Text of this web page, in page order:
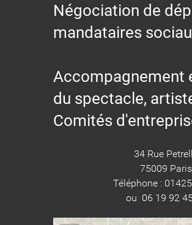
Négociation de
mandataires
Accompagnement
du spectacle,
Comités
34 Rue
75009 Paris
Téléphone :
ou 06 19 92